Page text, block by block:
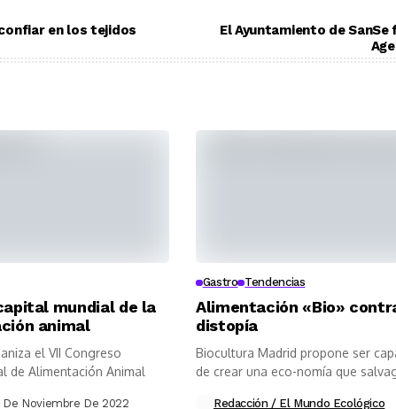
en los tejidos
El Ayuntamiento de
mundial de la
animal
el VII Congreso
de Alimentación Animal
De Noviembre De 2022
Gastro Tendencias
Alimentación «Bio»
distopía
Biocultura Madrid propone ser
de crear una eco-nomía que
Redacción / El Mundo Ecológico